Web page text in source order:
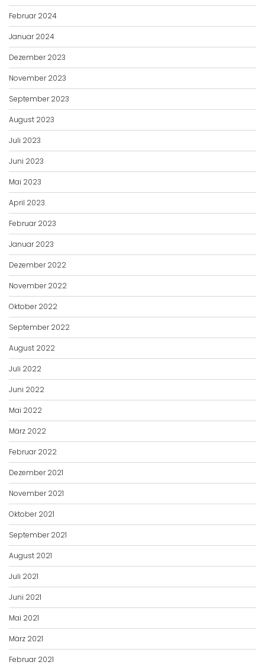
Februar 2024
Januar 2024
Dezember 2023
November 2023
September 2023
August 2023
Juli 2023
Juni 2023
Mai 2023
April 2023
Februar 2023
Januar 2023
Dezember 2022
November 2022
Oktober 2022
September 2022
August 2022
Juli 2022
Juni 2022
Mai 2022
März 2022
Februar 2022
Dezember 2021
November 2021
Oktober 2021
September 2021
August 2021
Juli 2021
Juni 2021
Mai 2021
März 2021
Februar 2021